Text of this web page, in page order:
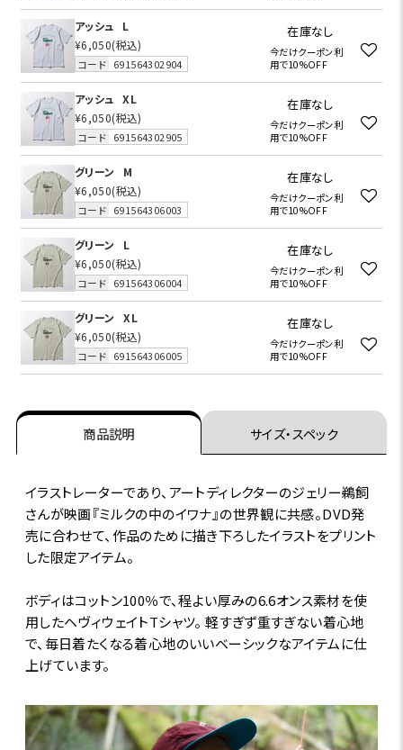
アッシュ
L
¥6,050(税込)
コード 691564302904
在庫なし
今だけクーポン利
用で10%OFF
アッシュ
XL
¥6,050(税込)
コード 691564302905
在庫なし
今だけクーポン利
用で10%OFF
グリーン
M
¥6,050(税込)
コード 691564306003
在庫なし
今だけクーポン利
用で10%OFF
グリーン
L
¥6,050(税込)
コード 691564306004
在庫なし
今だけクーポン利
用で10%OFF
グリーン
XL
¥6,050(税込)
コード 691564306005
在庫なし
今だけクーポン利
用で10%OFF
商品説明 サイズ・スペック
イラストレーターであり、アートディレクターのジェリー鵜飼
さんが映画『ミルクの中のイワナ』の世界観に共感。DVD発
売に合わせて、作品のために描き下ろしたイラストをプリント
した限定アイテム。
ボディはコットン100％で、程よい厚みの6.6オンス素材を使
用したヘヴィウェイトTシャツ。 軽すぎず重すぎない着心地
で、毎日着たくなる着心地のいいベーシックなアイテムに仕
上げています。